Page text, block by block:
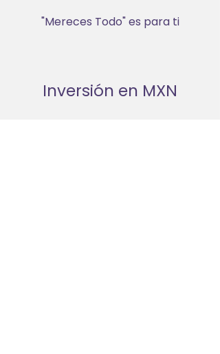
"Mereces Todo" es para ti
Inversión en MXN